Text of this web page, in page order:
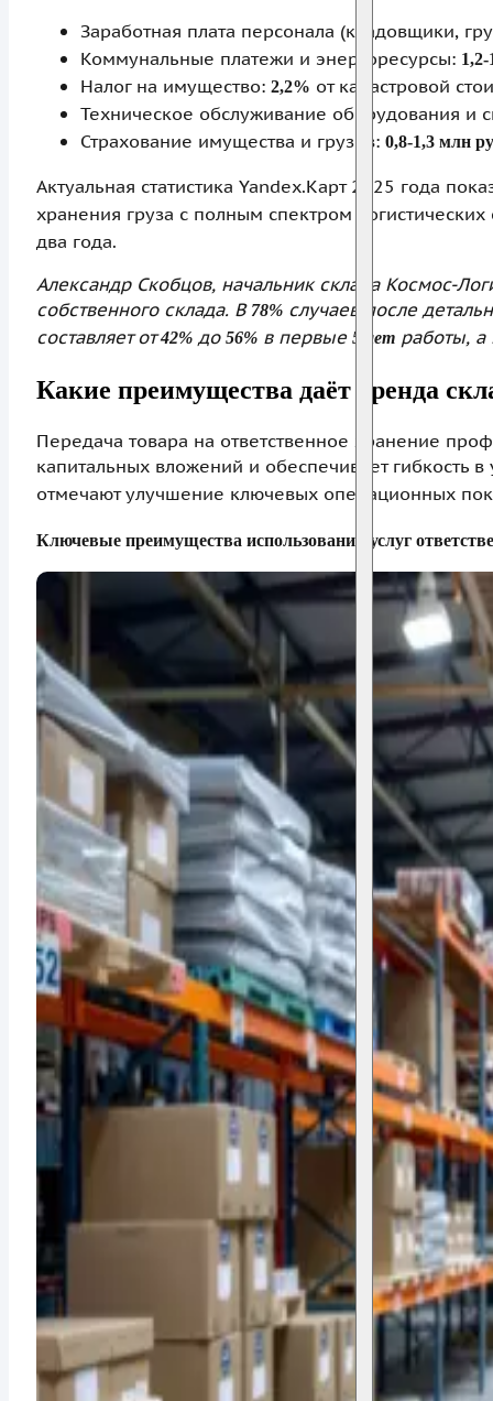
Заработная плата персонала (кладовщики,
Коммунальные платежи и энергоресурсы:
Налог на имущество: 2,2% от кадастровой
Техническое обслуживание оборудования и
Страхование имущества и грузов: 0,8-1,3 млн
Актуальная статистика Yandex.Карт 2025 года
хранения груза с полным спектром
два года.
Александр Скобцов, начальник склада Космос-
собственного склада. В 78%случаев после
составляет от42%до 56%в первые 5 летработы, а
Какие преимущества даёт аренда
Передача товара на ответственное хранение
капитальных вложений и обеспечивает гибкость
отмечают улучшение ключевых операционных
Ключевые преимущества использования услуг